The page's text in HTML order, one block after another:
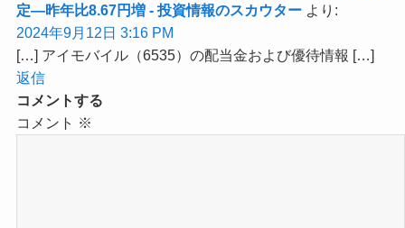
定―昨年比8.67円増 - 投資情報のスカウター より:
2024年9月12日 3:16 PM
[…] アイモバイル（6535）の配当金および優待情報 […]
返信
コメントする
コメント ※